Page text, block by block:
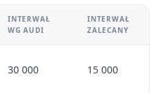
INTERWAŁ
WG AUDI
INTERWAŁ
ZALECANY
30 000 15 000